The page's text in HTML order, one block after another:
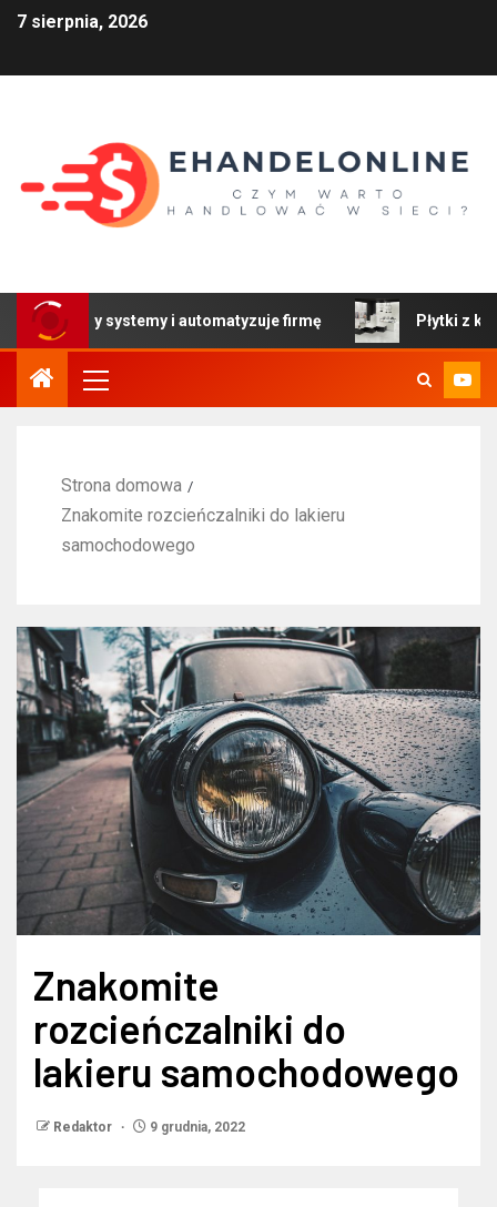
7 sierpnia, 2026
systemy i automatyzuje firmę Płytki z kolekcji
Strona domowa
Znakomite rozcieńczalniki do lakieru
samochodowego
Znakomite
rozcieńczalniki do
lakieru samochodowego
Redaktor 9 grudnia, 2022